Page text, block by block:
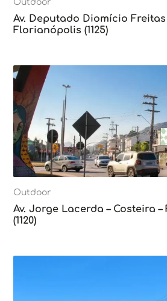
Outdoor
Av. Deputado Diomício Freitas
Florianópolis (1125)
Outdoor
Av. Jorge Lacerda – Costeira
(1120)